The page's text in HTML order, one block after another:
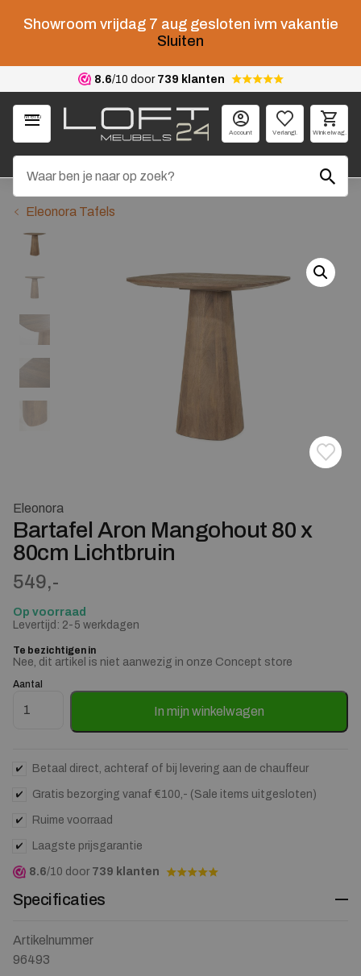
Showroom vrijdag 7 aug gesloten ivm vakantie
Sluiten
8.6/10 door 739 klanten
Menu
Account Verlangl. Winkelwag.
Eleonora Tafels
Eleonora
Bartafel Aron Mangohout 80 x
80cm Lichtbruin
549,-
Op voorraad
Levertijd: 2-5 werkdagen
Te bezichtigen in
Nee, dit artikel is niet aanwezig in onze Concept store
Aantal
Bartafel Aron Mangohout 80 x 80cm Lichtbruin aantal
In mijn winkelwagen
Betaal direct, achteraf of bij levering aan de chauffeur
Gratis bezorging vanaf €100,- (Sale items uitgesloten)
Ruime voorraad
Laagste prijsgarantie
8.6/10 door 739 klanten
Specificaties
Artikelnummer
96493